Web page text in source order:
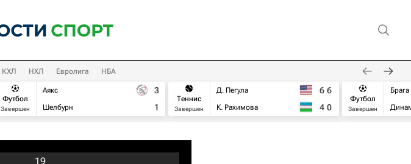
КХЛ НХЛ Евролига НБА
Футбол
Завершен
Аякс
Шелбурн
3
1
Теннис
Завершен
Д. Пегула
К. Рахимова
6 6
4 0
Футбол
Завершен
Брага
19